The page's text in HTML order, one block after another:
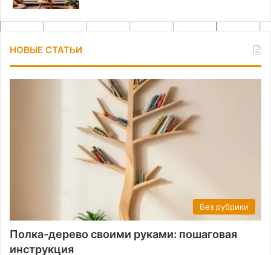
НОВЫЕ СТАТЬИ
Без рубрики
Полка-дерево своими руками: пошаговая
инструкция